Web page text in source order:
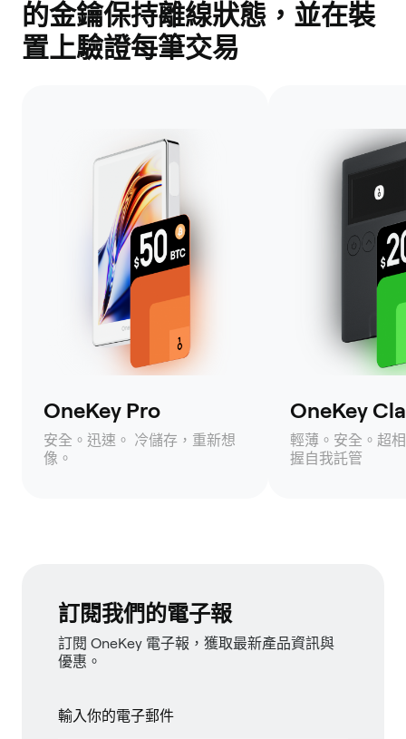
的金鑰保持離線狀態，並在裝
置上驗證每筆交易
OneKey Pro
安全。迅速。 冷儲存，重新想
像。
OneKey
輕薄。安全。超
握自我託管
訂閱我們的電子報
訂閱 OneKey 電子報，獲取最新產品資訊與
優惠。